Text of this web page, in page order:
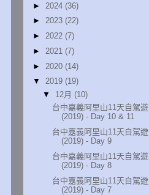
► 2024 (36)
► 2023 (22)
► 2022 (7)
► 2021 (7)
► 2020 (14)
▼ 2019 (19)
▼ 12月 (10)
台中嘉義阿里山11天自駕遊
(2019) - Day 10 & 11
台中嘉義阿里山11天自駕遊
(2019) - Day 9
台中嘉義阿里山11天自駕遊
(2019) - Day 8
台中嘉義阿里山11天自駕遊
(2019) - Day 7